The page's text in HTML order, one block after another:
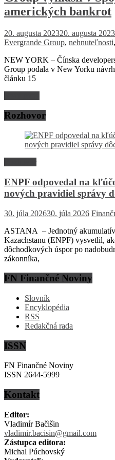
amerických bankrot
20. augusta 202320. augusta 2023
Evergrande Group, nehnuteľnosti,
NEW YORK – Čínska
Group podala v New Yorku
článku 15
Rozhovor
ENPF odpovedal na
nových pravidiel správy
30. júla 202630. júla 2026
ASTANA – Jednotný
Kazachstanu (ENPF) vysvetlil,
dôchodkových úspor po
zákonníka,
FN Finančné Noviny
Slovník
Encyklopédia
RSS
Redakčná rada
ISSN
FN Finančné Noviny
ISSN 2644-5999
Kontakt
Editor:
Vladimír Bačišin
vladimir.bacisin@gmail.com
Zástupca editora:
Michal Púchovský